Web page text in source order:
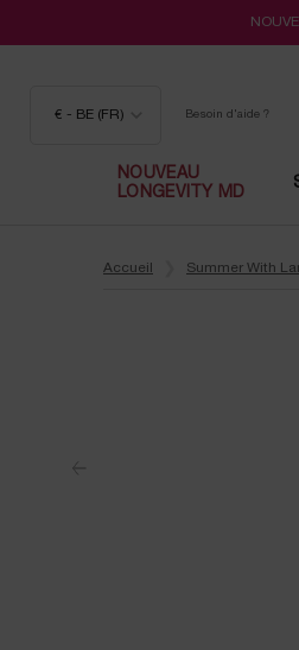
€ - BE (FR) Besoin d'aide ?
NOUVEAU
LONGEVITY MD
Accueil Summer With